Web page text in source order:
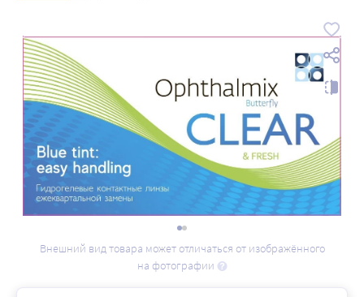
Внешний вид товара может отличаться от изображённого
на фотографии